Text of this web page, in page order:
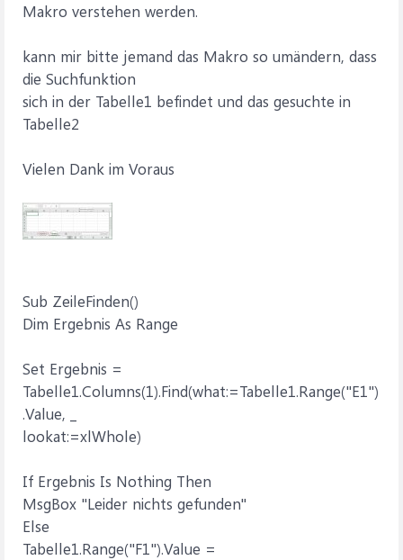
Makro verstehen werden.
kann mir bitte jemand das Makro so umändern, dass
die Suchfunktion
sich in der Tabelle1 befindet und das gesuchte in
Tabelle2
Vielen Dank im Voraus
Sub ZeileFinden()
Dim Ergebnis As Range
Set Ergebnis =
Tabelle1.Columns(1).Find(what:=Tabelle1.Range("E1")
.Value, _
lookat:=xlWhole)
If Ergebnis Is Nothing Then
MsgBox "Leider nichts gefunden"
Else
Tabelle1.Range("F1").Value =